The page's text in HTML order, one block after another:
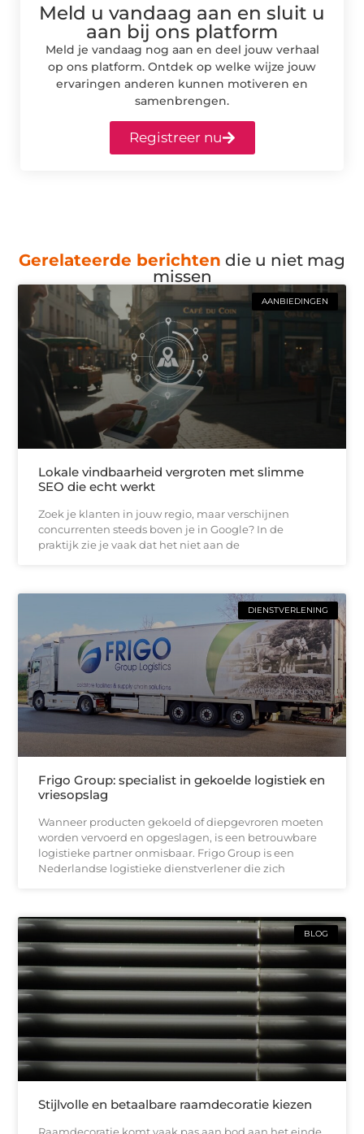
Meld u vandaag aan en sluit u
aan bij ons platform
Meld je vandaag nog aan en deel jouw verhaal
op ons platform. Ontdek op welke wijze jouw
ervaringen anderen kunnen motiveren en
samenbrengen.
Registreer nu
Gerelateerde berichten die u niet mag
missen
AANBIEDINGEN
Lokale vindbaarheid vergroten met slimme
SEO die echt werkt
Zoek je klanten in jouw regio, maar verschijnen
concurrenten steeds boven je in Google? In de
praktijk zie je vaak dat het niet aan de
DIENSTVERLENING
Frigo Group: specialist in gekoelde logistiek en
vriesopslag
Wanneer producten gekoeld of diepgevroren moeten
worden vervoerd en opgeslagen, is een betrouwbare
logistieke partner onmisbaar. Frigo Group is een
Nederlandse logistieke dienstverlener die zich
BLOG
Stijlvolle en betaalbare raamdecoratie kiezen